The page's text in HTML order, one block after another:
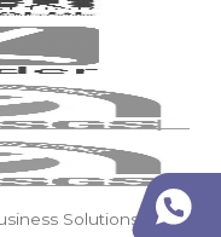
Solutions, S.A.